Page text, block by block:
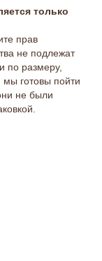
только
прав
не подлежат
по размеру,
готовы пойти
не были